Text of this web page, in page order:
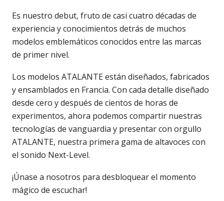
Es nuestro debut, fruto de casi cuatro décadas de
experiencia y conocimientos detrás de muchos
modelos emblemáticos conocidos entre las marcas
de primer nivel.
Los modelos ATALANTE están diseñados, fabricados
y ensamblados en Francia. Con cada detalle diseñado
desde cero y después de cientos de horas de
experimentos, ahora podemos compartir nuestras
tecnologías de vanguardia y presentar con orgullo
ATALANTE, nuestra primera gama de altavoces con
el sonido Next-Level.
¡Únase a nosotros para desbloquear el momento
mágico de escuchar!